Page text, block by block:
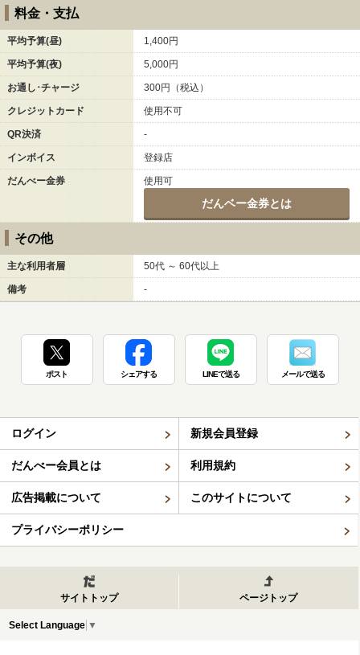
料金・支払
平均予算(昼) 1,400円
平均予算(夜) 5,000円
お通し･チャージ 300円（税込）
クレジットカード 使用不可
QR決済 -
インボイス 登録店
だんべー金券 使用可
だんベー金券とは
その他
主な利用者層 50代 ～ 60代以上
備考 -
ポスト シェアする LINEで送る メールで送る
ログイン 新規会員登録
だんべー会員とは 利用規約
広告掲載について このサイトについて
プライバシーポリシー
サイトトップ ページトップ
Select Language ▼